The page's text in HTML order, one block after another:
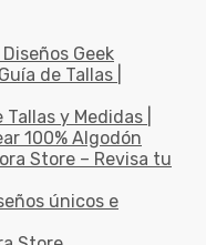
Geek
de Tallas |
y Medidas |
100% Algodón
Store – Revisa tu
únicos e